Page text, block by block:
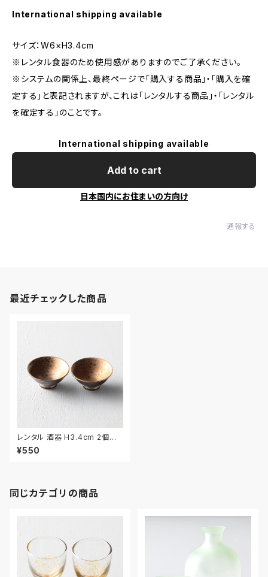
International shipping available
サイズ：W6×H3.4cm
※レンタル食器のため使用感がありますのでご了承ください。
※システムの関係上、最終ページで「購入する商品」・「購入を確
定する」と表記されますが、これは「レンタルする商品」・「レンタル
を確定する」のことです。
International shipping available
Add to cart
日本国内にお住まいの方向け
通報する
最近チェックした商品
レンタル 酒器 H3.4cm 2個セッ
ト｜SHU021
¥550
同じカテゴリの商品